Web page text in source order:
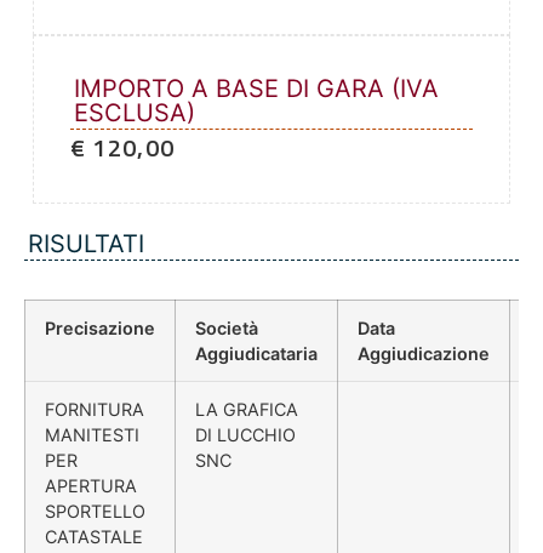
IMPORTO A BASE DI GARA (IVA
ESCLUSA)
€ 120,00
RISULTATI
Precisazione
Società
Aggiudicataria
Data
Aggiudicazione
FORNITURA
MANITESTI
PER
APERTURA
SPORTELLO
CATASTALE
LA GRAFICA
DI LUCCHIO
SNC